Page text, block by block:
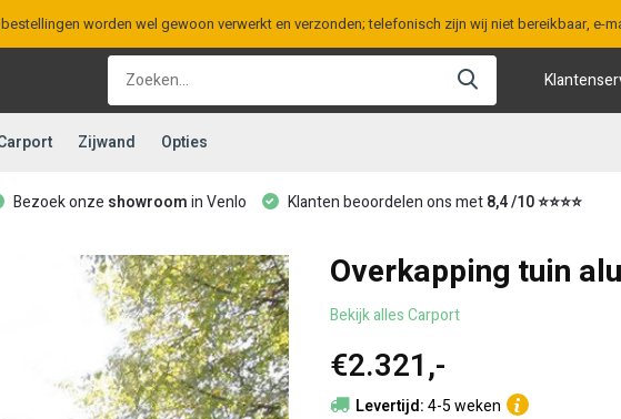
worden wel gewoon verwerkt en verzonden; telefonisch zijn wij niet bereikbaar, e-
Zijwand Opties
Bezoek onze showroomin Venlo Klanten beoordelen ons met8,4 /10 ⭐⭐⭐⭐
Overkapping tuin
Bekijk alles Carport
€2.321,-
Levertijd:4-5 weken